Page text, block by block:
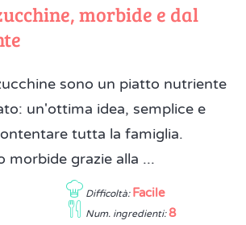
morbide e dal
sono un piatto nutriente
un'ottima idea, semplice e
tutta la famiglia.
morbide grazie alla ...
Difficoltà: Facile
Num. ingredienti: 8